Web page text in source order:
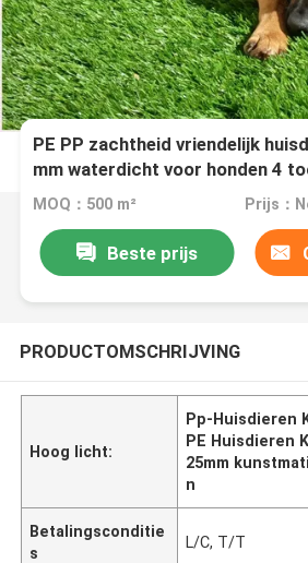
PE PP zachtheid vriendelijk
mm waterdicht voor honden 4
MOQ：500 m² Prijs：
Beste prijs
PRODUCTOMSCHRIJVING
Hoog licht:
Pp-Huisdieren
PE Huisdieren
25mm
n
Betalingsconditie
s
L/C, T/T